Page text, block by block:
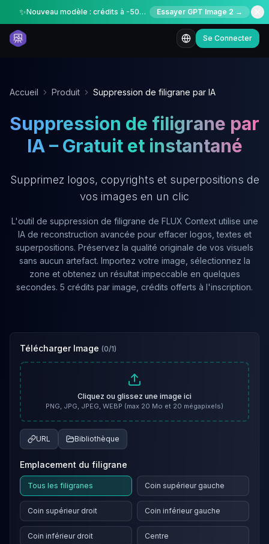
✨ Nouveau modèle : crédits à -50% pour une durée limitée Essayer GPT Image 2 →
Se Connecter
Accueil Produit Suppression de filigrane par IA
Suppression de filigrane par
IA – Gratuit et instantané
Supprimez logos, copyrights et superpositions de
vos images en un clic
L'outil de suppression de filigrane de FLUX Context utilise une
IA de reconstruction avancée pour effacer logos, textes et
superpositions. Préservez la qualité originale de vos visuels
sans aucun artefact. Importez votre image, sélectionnez la
zone et obtenez un résultat impeccable en quelques
secondes. 5 crédits par image, crédits offerts à l'inscription.
Télécharger Image (0/1)
Cliquez ou glissez une image ici
PNG, JPG, JPEG, WEBP (max 20 Mo et 20 mégapixels)
URL Bibliothèque
Emplacement du filigrane
Tous les filigranes Coin supérieur gauche
Coin supérieur droit Coin inférieur gauche
Coin inférieur droit Centre